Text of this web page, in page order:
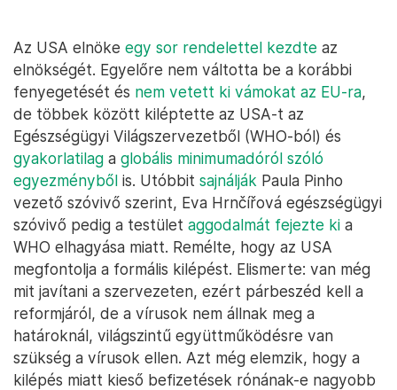
Az USA elnöke egy sor rendelettel kezdte az
elnökségét. Egyelőre nem váltotta be a korábbi
fenyegetését és nem vetett ki vámokat az EU-ra,
de többek között kiléptette az USA-t az
Egészségügyi Világszervezetből (WHO-ból) és
gyakorlatilag a globális minimumadóról szóló
egyezményből is. Utóbbit sajnálják Paula Pinho
vezető szóvivő szerint, Eva Hrnčířová egészségügyi
szóvivő pedig a testület aggodalmát fejezte ki a
WHO elhagyása miatt. Remélte, hogy az USA
megfontolja a formális kilépést. Elismerte: van még
mit javítani a szervezeten, ezért párbeszéd kell a
reformjáról, de a vírusok nem állnak meg a
határoknál, világszintű együttműködésre van
szükség a vírusok ellen. Azt még elemzik, hogy a
kilépés miatt kieső befizetések rónának-e nagyobb